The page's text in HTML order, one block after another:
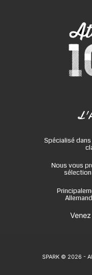
Spécialisé
Nous vous
SPARK © 2026 -